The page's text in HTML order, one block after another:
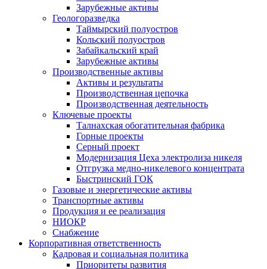
Зарубежные активы
Геологоразведка
Таймырский полуостров
Кольский полуостров
Забайкальский край
Зарубежные активы
Производственные активы
Активы и результаты
Производственная цепочка
Производственная деятельность
Ключевые проекты
Талнахская обогатительная фабрика
Горные проекты
Серный проект
Модернизация Цеха электролиза никеля
Отгрузка медно-никелевого концентрата
Быстринский ГОК
Газовые и энергетические активы
Транспортные активы
Продукция и ее реализация
НИОКР
Снабжение
Корпоративная ответственность
Кадровая и социальная политика
Приоритеты развития